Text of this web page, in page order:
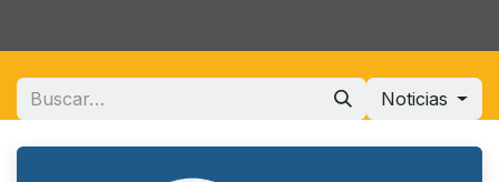
Noticias